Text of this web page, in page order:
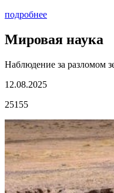
подробнее
Мировая наука
Наблюдение за разломом
12.08.2025
25155